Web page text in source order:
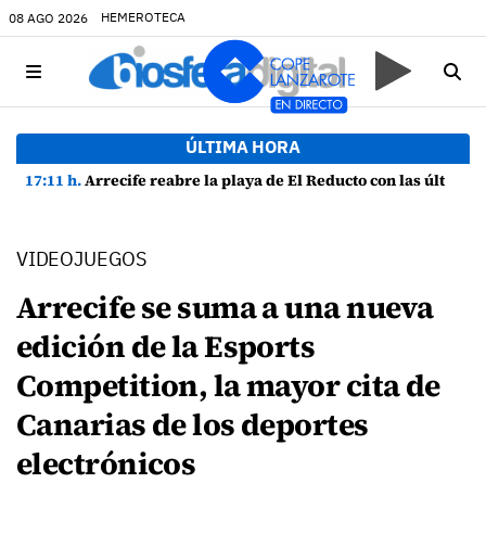
08 AGO 2026 HEMEROTECA
ÚLTIMA HORA
17:11 h.Arrecife reabre la playa de El Reducto con las últimas analíticas mostrando "una buena calidad de las aguas para el baño"
VIDEOJUEGOS
Arrecife se suma a una nueva
edición de la Esports
Competition, la mayor cita de
Canarias de los deportes
electrónicos